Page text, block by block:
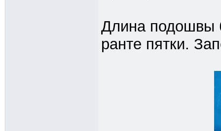
Длина подошвы
ранте пятки.